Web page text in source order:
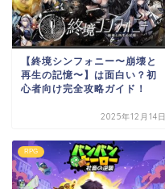
【終境シンフォニー〜崩壊と
再生の記憶〜】は面白い？初
心者向け完全攻略ガイド！
2025年12月14日
RPG